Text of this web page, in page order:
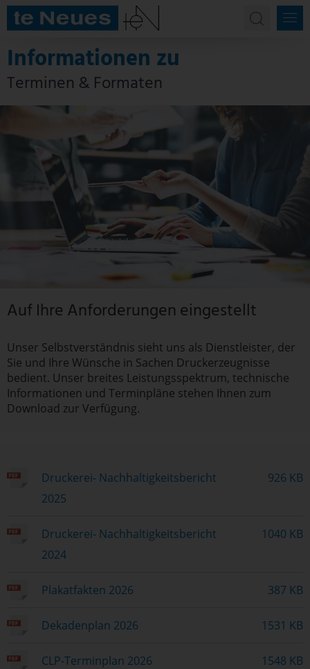
Informationen zu
Terminen & Formaten
Auf Ihre Anforderungen eingestellt
Unser Selbstverständnis sieht uns als Dienstleister, der
Sie und Ihre Wünsche in Sachen Druckerzeugnisse
bedient. Unser breites Leistungsspektrum, technische
Informationen und Terminpläne stehen Ihnen zum
Download zur Verfügung.
Druckerei- Nachhaltigkeitsbericht
2025
926 KB
Druckerei- Nachhaltigkeitsbericht
2024
1040 KB
Plakatfakten 2026 387 KB
Dekadenplan 2026 1531 KB
CLP-Terminplan 2026 1548 KB